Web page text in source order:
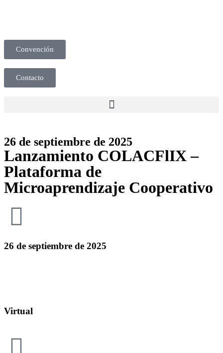
Convención
Contacto
26 de septiembre de 2025
Lanzamiento COLACFlIX –
Plataforma de
Microaprendizaje Cooperativo
26 de septiembre de 2025
Virtual